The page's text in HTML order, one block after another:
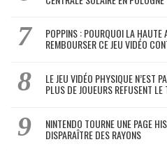
POPPINS : POURQUOI LA HAUTE
REMBOURSER CE JEU VIDÉO
LE JEU VIDÉO PHYSIQUE N’EST
PLUS DE JOUEURS REFUSENT
NINTENDO TOURNE UNE PAGE
DISPARAÎTRE DES RAYONS